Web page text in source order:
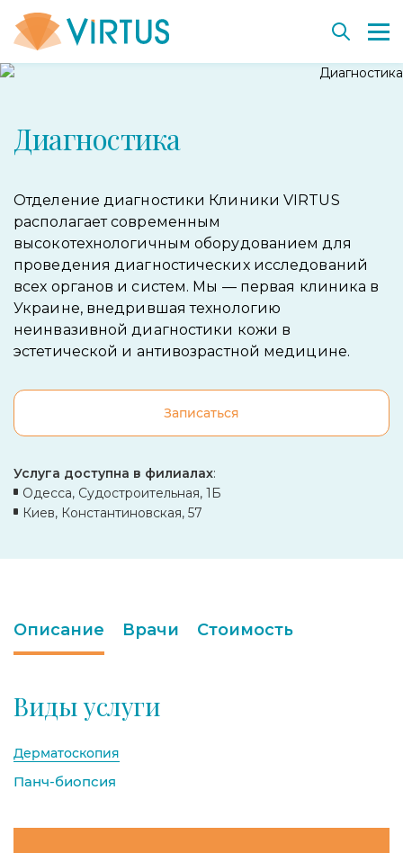
Пластическая хирургия
Коррекция веса
До и после
Направления
Ключевые направления
Команда VIRTUS
История института
До и после
Вакансии
Дерматохирургия. Пройти обучение
Проект «Лечим вместе»
Сотрудничество
Наши партнеры
Клеточное омоложение и терапия
Консультанты SmartCell
Банк биологического страхования
Диагностика
Отделение диагностики Клиники VIRTUS
располагает современным
высокотехнологичным оборудованием для
проведения диагностических исследований
всех органов и систем. Мы — первая клиника в
Украине, внедрившая технологию
неинвазивной диагностики кожи в
эстетической и антивозрастной медицине.
Записаться
Услуга доступна в филиалах:
Одесса, Судостроительная, 1Б
Киев, Константиновская, 57
Описание Врачи Стоимость
Виды услуги
Дерматоскопия
Панч-биопсия